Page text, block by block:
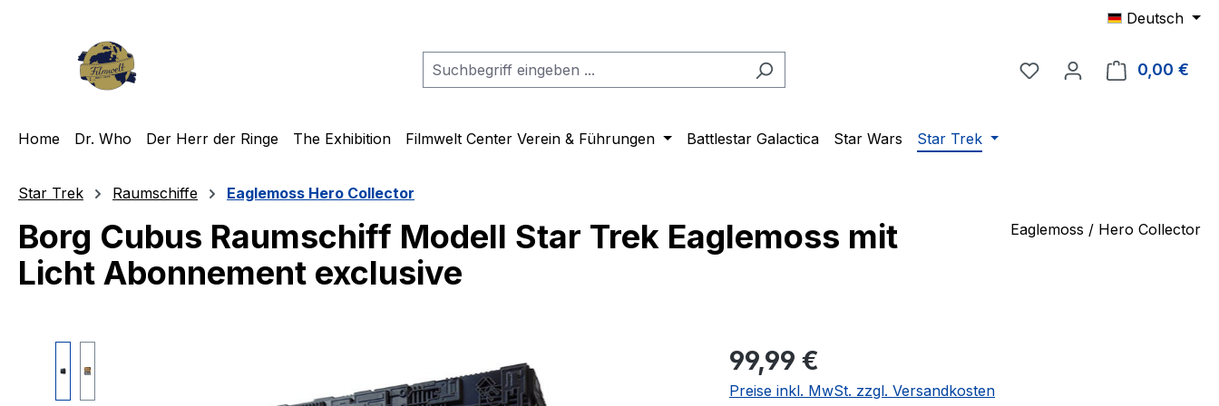
Deutsch
Du hast 0 Produkte auf
0,00 €
Home Dr. Who Der Herr der Ringe The Exhibition Filmwelt Center Verein & Führungen Battlestar Galactica Star Wars Star Trek
Star Trek Raumschiffe Eaglemoss Hero Collector
Borg Cubus Raumschiff Modell Star Trek Eaglemoss mit
Licht Abonnement exclusive
Eaglemoss / Hero Collector
Regulärer Preis:
99,99 €
Preise inkl. MwSt. zzgl. Versandkosten